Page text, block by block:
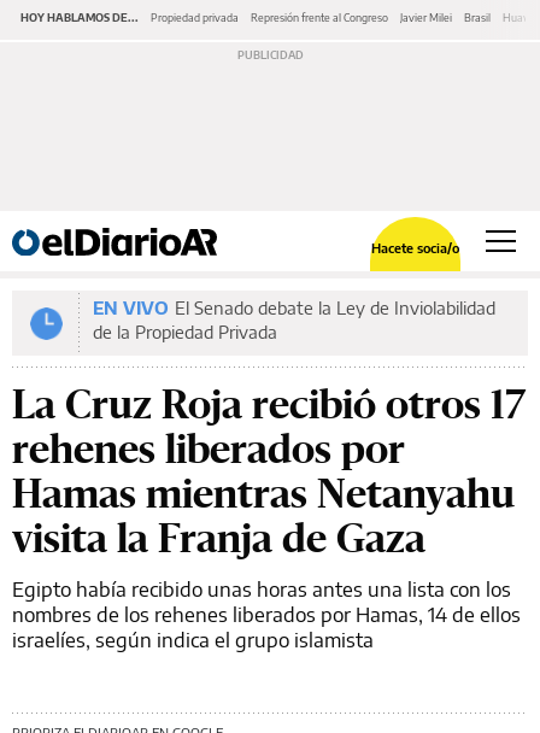
HOY HABLAMOS DE... Propiedad privada Represión frente al Congreso Javier Milei Brasil Huawei
Hacete socia/o
EN VIVO El Senado debate la Ley de Inviolabilidad
de la Propiedad Privada
La Cruz Roja recibió otros 17
rehenes liberados por
Hamas mientras Netanyahu
visita la Franja de Gaza
Egipto había recibido unas horas antes una lista con los
nombres de los rehenes liberados por Hamas, 14 de ellos
israelíes, según indica el grupo islamista